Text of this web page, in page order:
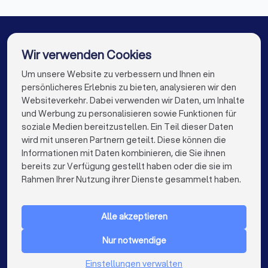
DJs in Düsseldorf
DJs in Essen
DJs in Bremen
DJs in Nürnberg
DJs in Dresden
DJs in Hannover
DJs in Leipzig
DJs in Duisburg
DJs in Bochum
DJs in Wuppertal
DJs in Bielefeld
DJs in Bonn
DJs in Münster
DJs in der Nähe
Die besten DJs für Sie
info@trustlocal.de
FÜR PRIVATPERSONEN
Niederlande
Wir verwenden Cookies
Um unsere Website zu verbessern und Ihnen ein
persönlicheres Erlebnis zu bieten, analysieren wir den
Websiteverkehr. Dabei verwenden wir Daten, um Inhalte
und Werbung zu personalisieren sowie Funktionen für
soziale Medien bereitzustellen. Ein Teil dieser Daten
wird mit unseren Partnern geteilt. Diese können die
Informationen mit Daten kombinieren, die Sie ihnen
bereits zur Verfügung gestellt haben oder die sie im
Rahmen Ihrer Nutzung ihrer Dienste gesammelt haben.
Alle akzeptieren
Nur notwendige
Einstellungen verwalten